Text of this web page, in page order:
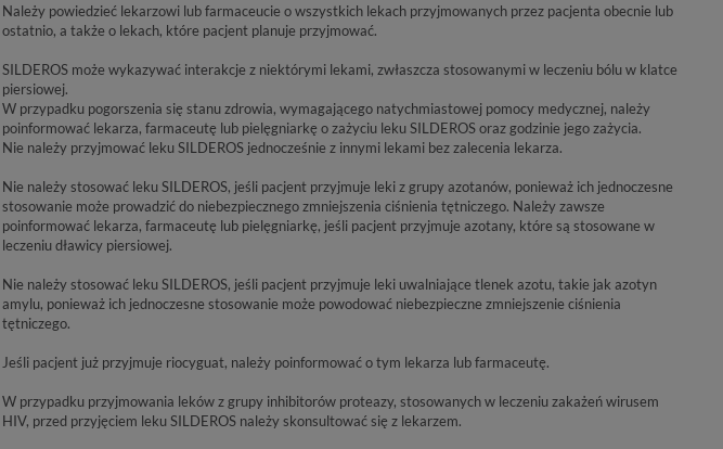
Należy powiedzieć lekarzowi lub farmaceucie o wszystkich lekach przyjmowanych przez pacjenta obecnie lub
ostatnio, a także o lekach, które pacjent planuje przyjmować.
SILDEROS może wykazywać interakcje z niektórymi lekami, zwłaszcza stosowanymi w leczeniu bólu w klatce
piersiowej.
W przypadku pogorszenia się stanu zdrowia, wymagającego natychmiastowej pomocy medycznej, należy
poinformować lekarza, farmaceutę lub pielęgniarkę o zażyciu leku SILDEROS oraz godzinie jego zażycia.
Nie należy przyjmować leku SILDEROS jednocześnie z innymi lekami bez zalecenia lekarza.
Nie należy stosować leku SILDEROS, jeśli pacjent przyjmuje leki z grupy azotanów, ponieważ ich jednoczesne
stosowanie może prowadzić do niebezpiecznego zmniejszenia ciśnienia tętniczego. Należy zawsze
poinformować lekarza, farmaceutę lub pielęgniarkę, jeśli pacjent przyjmuje azotany, które są stosowane w
leczeniu dławicy piersiowej.
Nie należy stosować leku SILDEROS, jeśli pacjent przyjmuje leki uwalniające tlenek azotu, takie jak azotyn
amylu, ponieważ ich jednoczesne stosowanie może powodować niebezpieczne zmniejszenie ciśnienia
tętniczego.
Jeśli pacjent już przyjmuje riocyguat, należy poinformować o tym lekarza lub farmaceutę.
W przypadku przyjmowania leków z grupy inhibitorów proteazy, stosowanych w leczeniu zakażeń wirusem
HIV, przed przyjęciem leku SILDEROS należy skonsultować się z lekarzem.